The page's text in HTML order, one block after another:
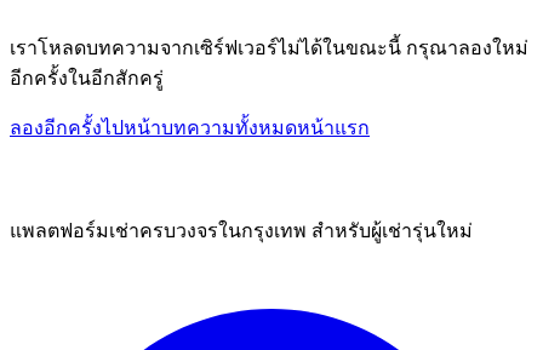
เราโหลดบทความจากเซิร์ฟเวอร์ไม่ได้ในขณะนี้ กรุณาลองใหม่
อีกครั้งในอีกสักครู่
ลองอีกครั้งไปหน้าบทความทั้งหมดหน้าแรก
แพลตฟอร์มเช่าครบวงจรในกรุงเทพ สำหรับผู้เช่ารุ่นใหม่